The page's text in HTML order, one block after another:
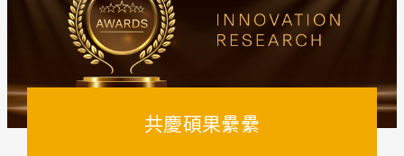
共慶碩果纍纍